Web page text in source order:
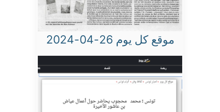
موقع كل يوم 26-04-2024